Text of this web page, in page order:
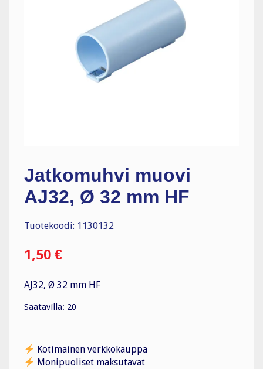
Jatkomuhvi muovi
AJ32, Ø 32 mm HF
Tuotekoodi: 1130132
1,50 €
AJ32, Ø 32 mm HF
Saatavilla: 20
Kotimainen verkkokauppa
Monipuoliset maksutavat